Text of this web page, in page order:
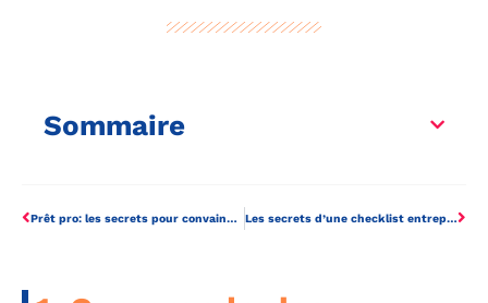
Sommaire
Prêt pro: les secrets pour convaincre les banques en un temps record ! Les secrets d’une checklist entrepreneur pour lancer votre projet avec succès